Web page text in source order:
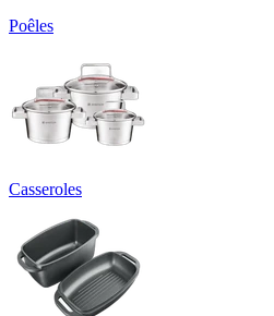
Poêles
Casseroles